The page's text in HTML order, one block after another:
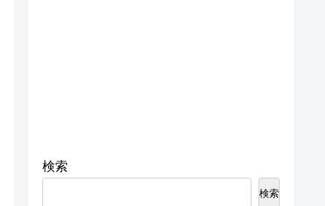
検索
検索